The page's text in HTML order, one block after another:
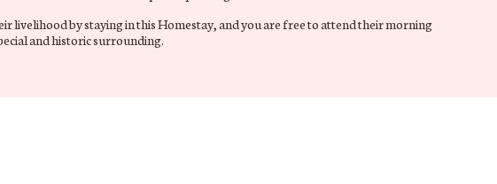
livelihood by staying in this Homestay, and you are free to attend their morning
and historic surrounding.